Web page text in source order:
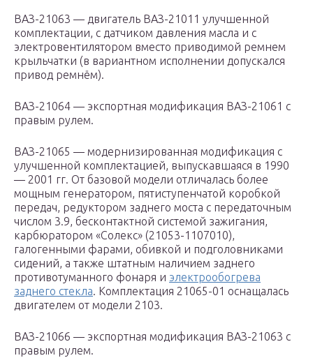
ВАЗ-21063 — двигатель ВАЗ-21011 улучшенной
комплектации, с датчиком давления масла и с
электровентилятором вместо приводимой ремнем
крыльчатки (в вариантном исполнении допускался
привод ремнём).
ВАЗ-21064 — экспортная модификация ВАЗ-21061 с
правым рулем.
ВАЗ-21065 — модернизированная модификация с
улучшенной комплектацией, выпускавшаяся в 1990
— 2001 гг. От базовой модели отличалась более
мощным генератором, пятиступенчатой коробкой
передач, редуктором заднего моста с передаточным
числом 3.9, бесконтактной системой зажигания,
карбюратором «Солекс» (21053-1107010),
галогенными фарами, обивкой и подголовниками
сидений, а также штатным наличием заднего
противотуманного фонаря и электрообогрева
заднего стекла. Комплектация 21065-01 оснащалась
двигателем от модели 2103.
ВАЗ-21066 — экспортная модификация ВАЗ-21063 с
правым рулем.